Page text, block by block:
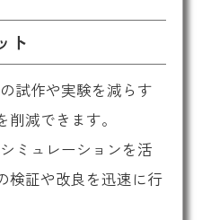
ト
の試作や実験を減らす
減できます。
シミュレーションを活
検証や改良を迅速に行